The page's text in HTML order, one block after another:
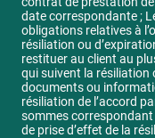
date correspondante ;
obligations relatives à
résiliation ou
restituer au client au
qui suivent la résiliation
documents ou
résiliation de l’accord
sommes correspondant
de prise d’effet de la